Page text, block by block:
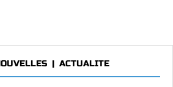
| ACTUALITE